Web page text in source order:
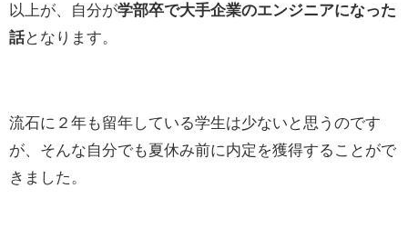
以上が、自分が学部卒で大手企業のエンジニアになった
話となります。
流石に２年も留年している学生は少ないと思うのです
が、そんな自分でも夏休み前に内定を獲得することがで
きました。